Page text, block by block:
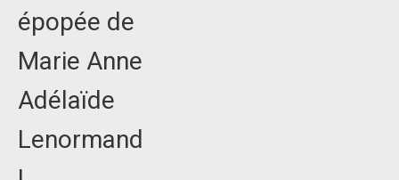
épopée de
Marie Anne
Adélaïde
Lenormand